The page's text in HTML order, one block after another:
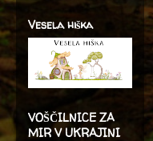
Vesela hiška
VOŠČILNICE ZA
MIR V UKRAJINI